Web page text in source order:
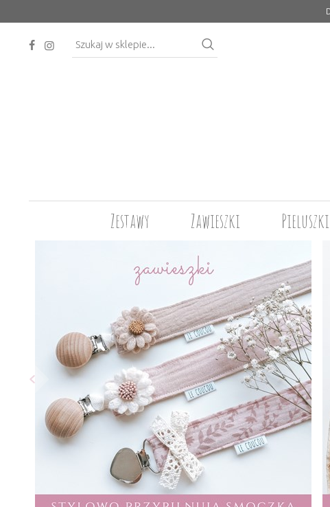
Zestawy Zawieszki Pieluszki